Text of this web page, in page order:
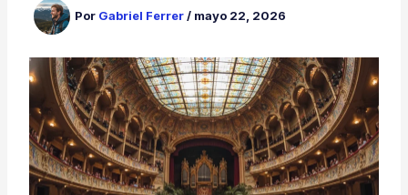
Por Gabriel Ferrer/ mayo 22, 2026